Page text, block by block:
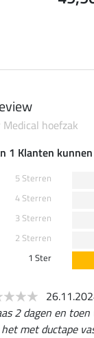
hoefzak
1 Klanten
5 Sterren
4 Sterren
3 Sterren
2 Sterren
1 Ster
2 dagen en
met ductape